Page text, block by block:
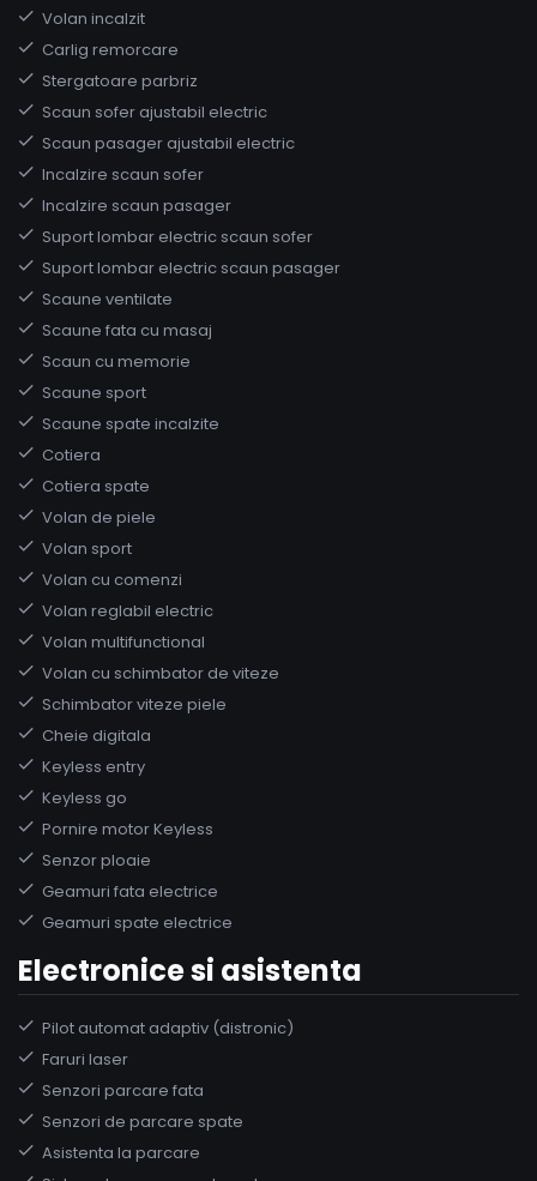
Volan incalzit
Carlig remorcare
Stergatoare parbriz
Scaun sofer ajustabil electric
Scaun pasager ajustabil electric
Incalzire scaun sofer
Incalzire scaun pasager
Suport lombar electric scaun sofer
Suport lombar electric scaun pasager
Scaune ventilate
Scaune fata cu masaj
Scaun cu memorie
Scaune sport
Scaune spate incalzite
Cotiera
Cotiera spate
Volan de piele
Volan sport
Volan cu comenzi
Volan reglabil electric
Volan multifunctional
Volan cu schimbator de viteze
Schimbator viteze piele
Cheie digitala
Keyless entry
Keyless go
Pornire motor Keyless
Senzor ploaie
Geamuri fata electrice
Geamuri spate electrice
Electronice si asistenta
Pilot automat adaptiv (distronic)
Faruri laser
Senzori parcare fata
Senzori de parcare spate
Asistenta la parcare